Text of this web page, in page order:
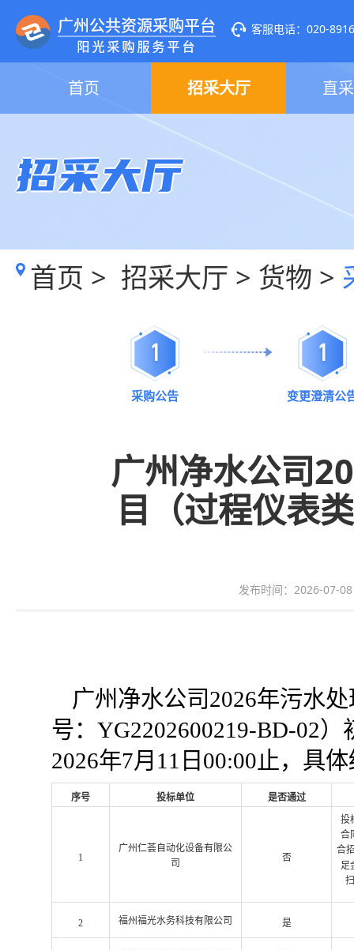
客服电话：020-
首页 招采大厅 直
招采大厅
首页 > 招采大厅 > 货物 >
1
采购公告
1
变更澄清公
广州净水公司
目（过程仪表
发布时间：2026-07-
广州净水公司2026年污水
号：YG2202600219-BD-02）
2026年7月11 日 00:00止，具
序号 投标单位 是否通过
1
广州仁荟自动化设备有限公
司
否
投
合
合
足
2 福州福光水务科技有限公司 是